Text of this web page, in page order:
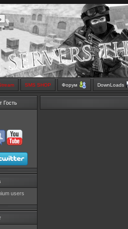
SMS SHOP Форум DownLoads
Гость
users